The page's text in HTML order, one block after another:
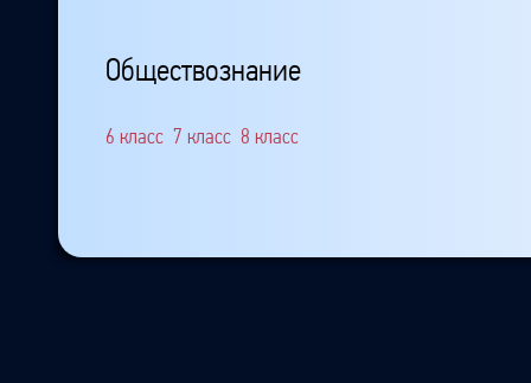
Обществознание
6 класс 7 класс 8 класс